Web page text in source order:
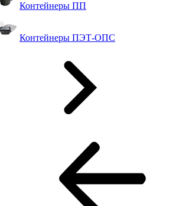
Контейнеры ПП
Контейнеры ПЭТ-ОПС